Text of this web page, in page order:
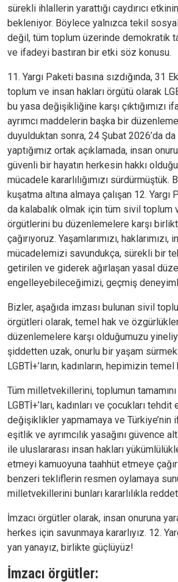
sürekli ihlallerin yarattığı caydırıcı
bekleniyor. Böylece yalnızca tekil sosyal
değil, tüm toplum üzerinde demokratik
ve ifadeyi bastıran bir etki söz konusu.
11. Yargı Paketi basına sızdığında, 31
toplum ve insan hakları örgütü olarak
bu yasa değişikliğine karşı çıktığımızı
ayrımcı maddelerin başka bir
duyulduktan sonra, 24 Şubat 2026’da
yaptığımız ortak açıklamada, insan
güvenli bir hayatın herkesin hakkı
mücadele kararlılığımızı sürdürmüştük.
kuşatma altına almaya çalışan 12. Yargı
da kalabalık olmak için tüm sivil toplum
örgütlerini bu düzenlemelere karşı
çağırıyoruz. Yaşamlarımızı,
mücadelemizi savundukça, sürekli bir
getirilen ve giderek ağırlaşan yasal
engelleyebileceğimizi, geçmiş
Bizler, aşağıda imzası bulunan sivil
örgütleri olarak, temel hak ve
düzenlemelere karşı olduğumuzu
şiddetten uzak, onurlu bir yaşam sürmek
LGBTİ+’ların, kadınların, hepimizin temel
Tüm milletvekillerini, toplumun
LGBTİ+’ları, kadınları ve çocukları tehdit
değişiklikler yapmamaya ve Türkiye’nin
eşitlik ve ayrımcılık yasağını güvence
ile uluslararası insan hakları
etmeyi kamuoyuna taahhüt etmeye
benzeri tekliflerin resmen oylamaya
milletvekillerini bunları kararlılıkla
İmzacı örgütler olarak, insan onuruna
herkes için savunmaya kararlıyız. 12.
yan yanayız, birlikte güçlüyüz!
İmzacı örgütler: